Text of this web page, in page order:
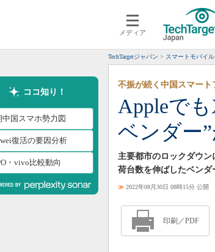
メディア
クラウド
スマートモバイル
ネットワーク
システム運用管理
TechTargetジャパン スマートモバイル
ココ知り！
中国スマホ勢力図
復活の要因分析
・vivo比較動向
Appleで
ベンダー
不振が続く中国スマート
主要都市のロックダウ
荷台数を伸ばしたベンダ
≫ 2022年08月30日 08時15分 公開
印刷／PDF